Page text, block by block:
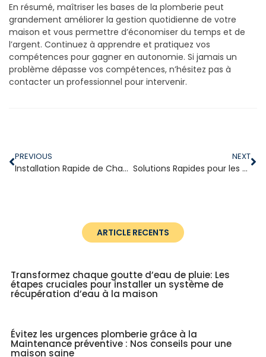
En résumé, maîtriser les bases de la plomberie peut
grandement améliorer la gestion quotidienne de votre
maison et vous permettre d’économiser du temps et de
l’argent. Continuez à apprendre et pratiquez vos
compétences pour gagner en autonomie. Si jamais un
problème dépasse vos compétences, n’hésitez pas à
contacter un professionnel pour intervenir.
PREVIOUS
Installation Rapide de Chauffe-Eau: Guide Pratique pour Votre Maison
NEXT
Solutions Rapides pour les Problèmes de Plomberie : Guide de Réparations d’Urgence à la Maison
ARTICLE RECENTS
Transformez chaque goutte d’eau de pluie: Les
étapes cruciales pour installer un système de
récupération d’eau à la maison
Évitez les urgences plomberie grâce à la
Maintenance préventive : Nos conseils pour une
maison saine